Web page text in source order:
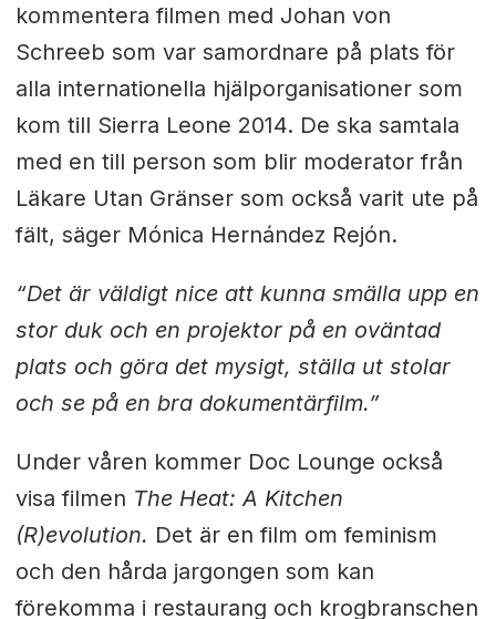
kommentera filmen med Johan von
Schreeb som var samordnare på plats för
alla internationella hjälporganisationer som
kom till Sierra Leone 2014. De ska samtala
med en till person som blir moderator från
Läkare Utan Gränser som också varit ute på
fält, säger Mónica Hernández Rejón.
“Det är väldigt nice att kunna smälla upp en
stor duk och en projektor på en oväntad
plats och göra det mysigt, ställa ut stolar
och se på en bra dokumentärfilm.”
Under våren kommer Doc Lounge också
visa filmen The Heat: A Kitchen
(R)evolution. Det är en film om feminism
och den hårda jargongen som kan
förekomma i restaurang och krogbranschen